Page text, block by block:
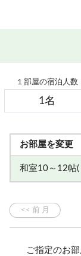
１部屋の宿泊人数
お部屋を変更
和室10～12帖(
ご指定のお